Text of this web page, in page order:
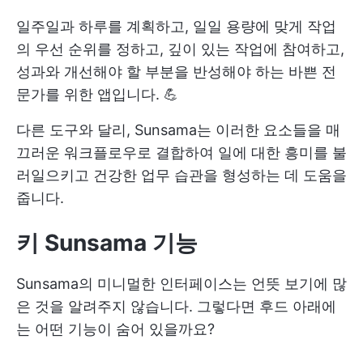
일주일과 하루를 계획하고, 일일 용량에 맞게 작업
의 우선 순위를 정하고, 깊이 있는 작업에 참여하고,
성과와 개선해야 할 부분을 반성해야 하는 바쁜 전
문가를 위한 앱입니다. 💪
다른 도구와 달리, Sunsama는 이러한 요소들을 매
끄러운 워크플로우로 결합하여 일에 대한 흥미를 불
러일으키고 건강한 업무 습관을 형성하는 데 도움을
줍니다.
키 Sunsama 기능
Sunsama의 미니멀한 인터페이스는 언뜻 보기에 많
은 것을 알려주지 않습니다. 그렇다면 후드 아래에
는 어떤 기능이 숨어 있을까요?